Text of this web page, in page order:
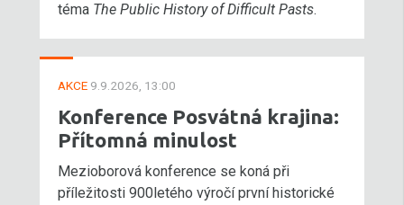
téma The Public History of Difficult Pasts.
AKCE 9.9.2026, 13:00
Konference Posvátná krajina:
Přítomná minulost
Mezioborová konference se koná při
příležitosti 900letého výročí první historické